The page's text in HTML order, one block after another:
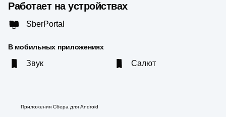
Работает на устройствах
SberPortal
В мобильных приложениях
Звук Салют
Приложения Сбера для Android